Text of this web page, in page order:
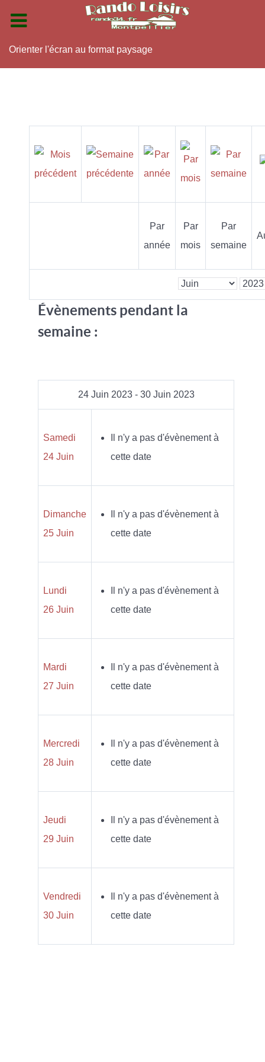
Orienter l'écran au format paysage
Par
année
Par
mois
Par
semaine
Évènements pendant la
semaine :
24 Juin 2023 - 30 Juin 2023
Samedi
24 Juin
Il n'y a pas d'évènement à
cette date
Dimanche
25 Juin
Il n'y a pas d'évènement à
cette date
Lundi
26 Juin
Il n'y a pas d'évènement à
cette date
Mardi
27 Juin
Il n'y a pas d'évènement à
cette date
Mercredi
28 Juin
Il n'y a pas d'évènement à
cette date
Jeudi
29 Juin
Il n'y a pas d'évènement à
cette date
Vendredi
30 Juin
Il n'y a pas d'évènement à
cette date